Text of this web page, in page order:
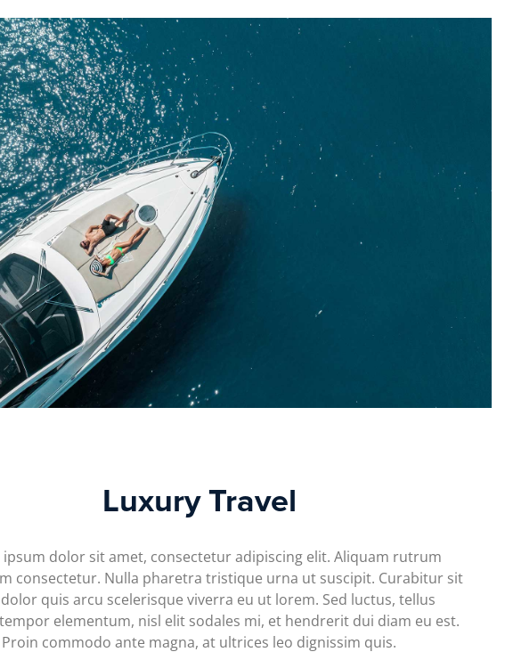
Luxury Travel
ipsum dolor sit amet, consectetur adipiscing elit. Aliquam rutrum
consectetur. Nulla pharetra tristique urna ut suscipit. Curabitur sit
quis arcu scelerisque viverra eu ut lorem. Sed luctus, tellus
elementum, nisl elit sodales mi, et hendrerit dui diam eu est.
Proin commodo ante magna, at ultrices leo dignissim quis.